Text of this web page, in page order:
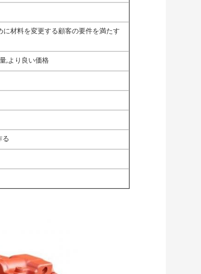
材料を変更する顧客の要件を満たす
,より良い価格
る